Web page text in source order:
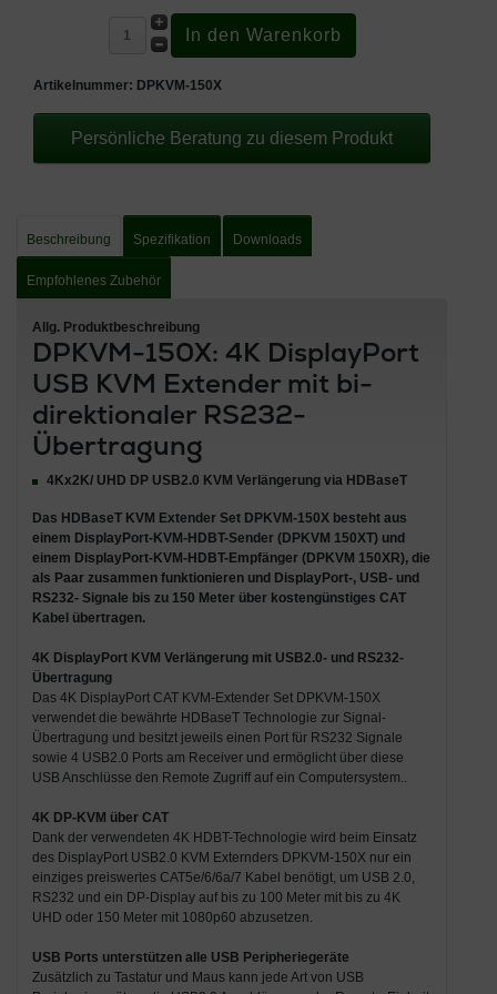
Artikelnummer: DPKVM-150X
Persönliche Beratung zu diesem Produkt
Beschreibung Spezifikation Downloads
Empfohlenes Zubehör
Allg. Produktbeschreibung
DPKVM-150X: 4K DisplayPort
USB KVM Extender mit bi-
direktionaler RS232-
Übertragung
4Kx2K/ UHD DP USB2.0 KVM Verlängerung via HDBaseT
Das HDBaseT KVM Extender Set DPKVM-150Xbesteht aus
einem DisplayPort-KVM-HDBT-Sender(DPKVM 150XT) und
einem DisplayPort-KVM-HDBT-Empfänger(DPKVM 150XR), die
als Paar zusammen funktionieren und DisplayPort-, USB- und
RS232- Signale bis zu 150 Meter über kostengünstiges CAT
Kabelübertragen.
4K DisplayPort KVM Verlängerung mit USB2.0- und RS232-
Übertragung
Das 4K DisplayPort CAT KVM-Extender Set DPKVM-150X
verwendet die bewährte HDBaseT Technologie zur Signal-
Übertragung und besitzt jeweils einen Port für RS232 Signale
sowie 4 USB2.0 Ports am Receiver und ermöglicht über diese
USB Anschlüsse den Remote Zugriff auf ein Computersystem..
4K DP-KVM über CAT
Dank der verwendeten 4K HDBT-Technologie wird beim Einsatz
des DisplayPort USB2.0 KVM Externders DPKVM-150X nur ein
einziges preiswertes CAT5e/6/6a/7 Kabel benötigt, um USB 2.0,
RS232 und ein DP-Display auf bis zu 100 Meter mit bis zu 4K
UHD oder 150 Meter mit 1080p60 abzusetzen.
USB Ports unterstützen alle USB Peripheriegeräte
Zusätzlich zu Tastatur und Maus kann jede Art von USB